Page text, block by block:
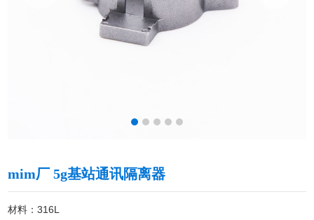
mim厂 5g基站通讯隔离器
材料：316L